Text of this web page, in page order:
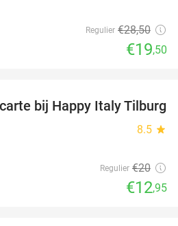
Regulier €28,50
€19,50
35%
bij Happy Italy Tilburg
8.5 star
Regulier €20
€12,95